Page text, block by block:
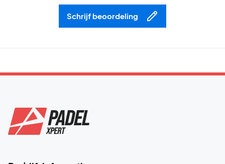
Schrijf beoordeling